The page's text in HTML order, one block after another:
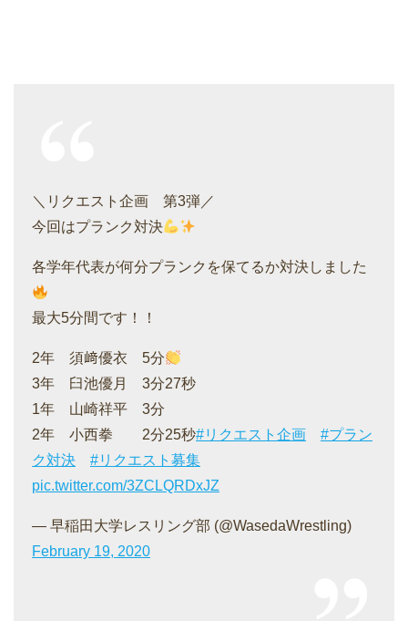
＼リクエスト企画 第3弾／
今回はプランク対決
各学年代表が何分プランクを保てるか対決しました
最大5分間です！！
2年 須﨑優衣 5分
3年 臼池優月 3分27秒
1年 山崎祥平 3分
2年 小西拳 2分25秒#リクエスト企画
#プラン
ク対決
#リクエスト募集
pic.twitter.com/3ZCLQRDxJZ
— 早稲田大学レスリング部 (@WasedaWrestling)
February 19, 2020